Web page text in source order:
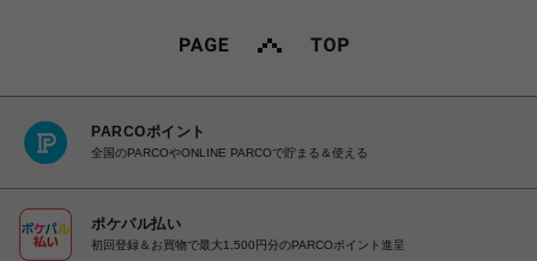
PARCOポイント
全国のPARCOやONLINE PARCOで貯まる＆使える
ポケパル払い
初回登録＆お買物で最大1,500円分のPARCOポイント進呈